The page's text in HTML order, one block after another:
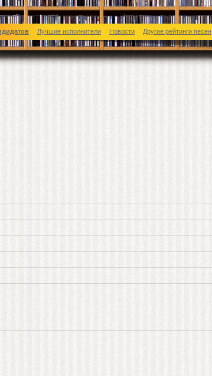
Лучшие исполнители Новости Другие рейтинги песен